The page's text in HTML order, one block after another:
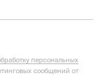
персональных
сообщений от